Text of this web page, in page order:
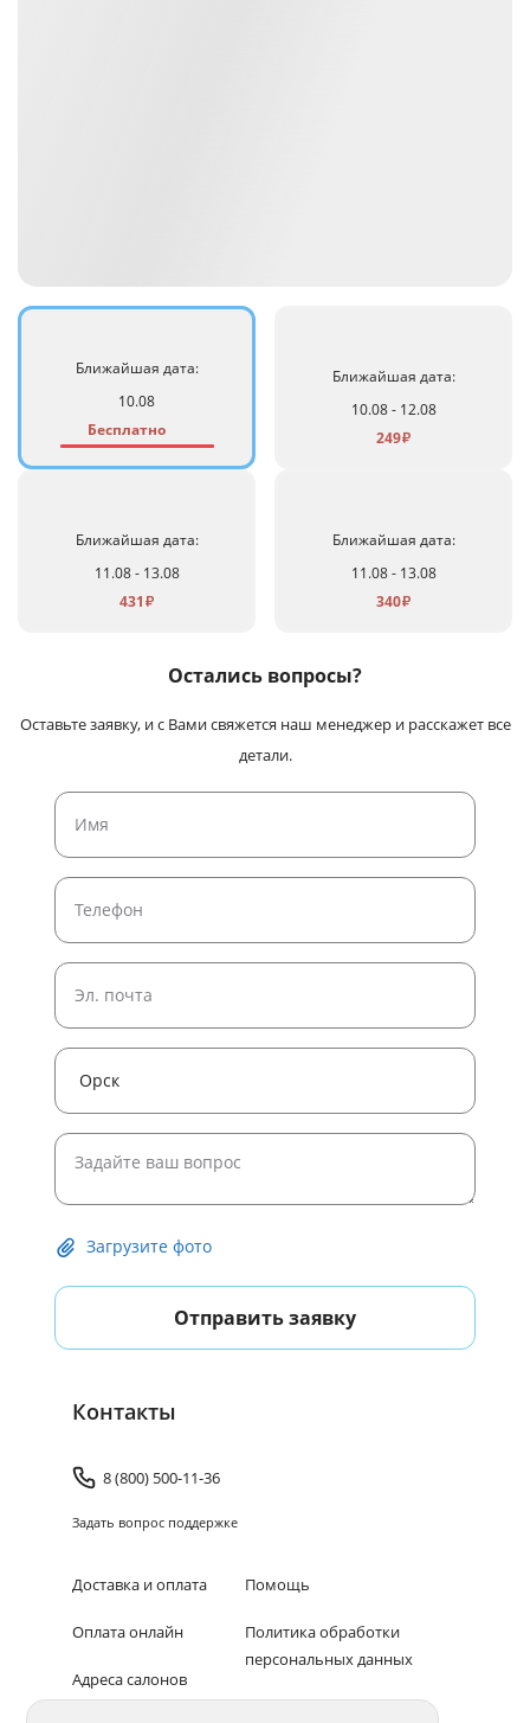
Ближайшая дата:
10.08
Бесплатно
Ближайшая дата:
10.08 - 12.08
249₽
Ближайшая дата:
11.08 - 13.08
431 ₽
Ближайшая дата:
11.08 - 13.08
340₽
Остались вопросы?
Оставьте заявку, и с Вами свяжется наш менеджер и расскажет все
детали.
Загрузите фото
Отправить заявку
Доставка и оплата
Оплата онлайн
Адреса салонов
Помощь
Политика обработки
персональных данных
Контакты
8 (800) 500-11-36
Задать вопрос поддержке